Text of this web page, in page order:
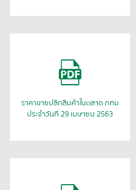
ราคาขายปลีกสินค้าในตลาด กทม
ประจำวันที่ 29 เมษายน 2563